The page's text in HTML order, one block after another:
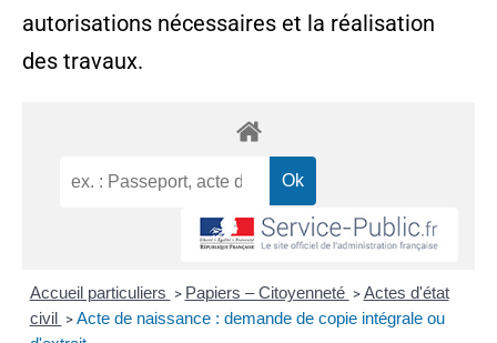
autorisations nécessaires et la réalisation
des travaux.
Accueil particuliers > Papiers – Citoyenneté > Actes d'état
civil > Acte de naissance : demande de copie intégrale ou